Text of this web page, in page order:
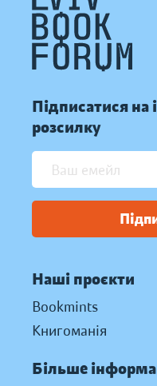
Підписатися на
розсилку
Наші проєкти
Bookmints
Книгоманія
Більше